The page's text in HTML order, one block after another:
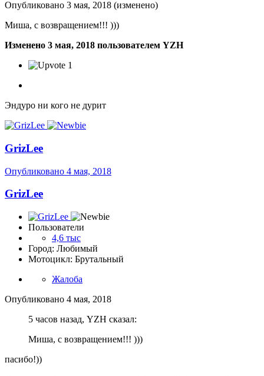
Опубликовано 3 мая, 2018 (изменено)
Миша, с возвращением!!! )))
Изменено 3 мая, 2018 пользователем YZH
1
Эндуро ни кого не дурит
GrizLee
Опубликовано 4 мая, 2018
GrizLee
Пользователи
4,6 тыс
Город: Любимый
Мотоцикл: Брутальный
Жалоба
Опубликовано 4 мая, 2018
5 часов назад, YZH сказал:
Миша, с возвращением!!! )))
пасибо!))